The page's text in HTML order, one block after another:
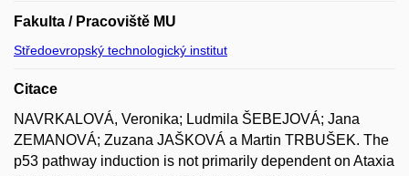
Fakulta / Pracoviště MU
Středoevropský technologický institut
Citace
NAVRKALOVÁ, Veronika; Ludmila ŠEBEJOVÁ; Jana
ZEMANOVÁ; Zuzana JAŠKOVÁ a Martin TRBUŠEK. The
p53 pathway induction is not primarily dependent on Ataxia